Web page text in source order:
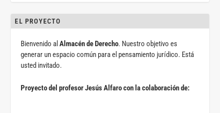
EL PROYECTO
Bienvenido alAlmacén de Derecho. Nuestro objetivo es
generar un espacio común para el pensamiento jurídico. Está
usted invitado.
Proyecto del profesor Jesús Alfaro con la colaboración de: